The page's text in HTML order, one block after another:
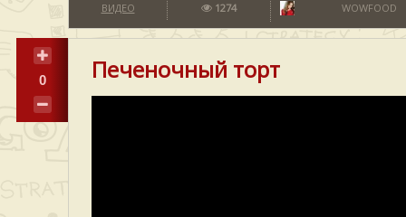
ВИДЕО 1274 WOWFOOD
0 Печеночный торт